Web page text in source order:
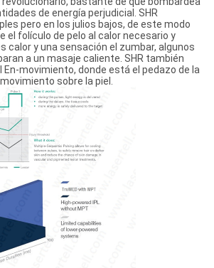
de energía perjudicial. SHR
pero en los julios bajos, de este modo
el folículo de pelo al calor necesario y
calor y una sensación el zumbar, algunos
a un masaje caliente. SHR también
movimiento, donde está el pedazo de la
sobre la piel.